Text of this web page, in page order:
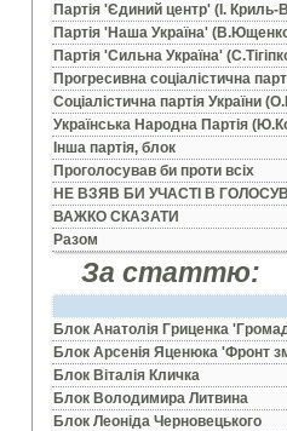
Партiя 'Єдиний центр' (I. Криль-
Партiя 'Наша Україна'
Партiя 'Сильна Україна'
Прогресивна соцiалiстична
Соцiалiстична партiя України
Українська Народна Партiя
Iнша партiя, блок
Проголосував би проти всiх
НЕ ВЗЯВ БИ УЧАСТI В
ВАЖКО СКАЗАТИ
Разом
За статтю:
Блок Анатолiя Гриценка
Блок Арсенiя Яценюка 'Фронт
Блок Вiталiя Кличка
Блок Володимира Литвина
Блок Леонiда Черновецького